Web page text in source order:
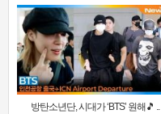
방탄소년단, 시대가 ‘BTS’ 원해🎵 ..